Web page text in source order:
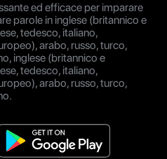
ed efficace per imparare
parole in inglese (britannico e
tedesco, italiano,
arabo, russo, turco,
inglese (britannico e
tedesco, italiano,
arabo, russo, turco,